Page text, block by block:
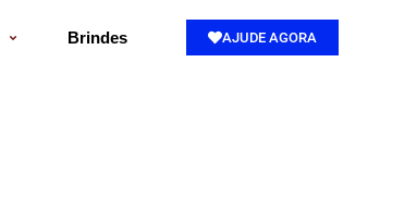
Brindes AJUDE AGORA